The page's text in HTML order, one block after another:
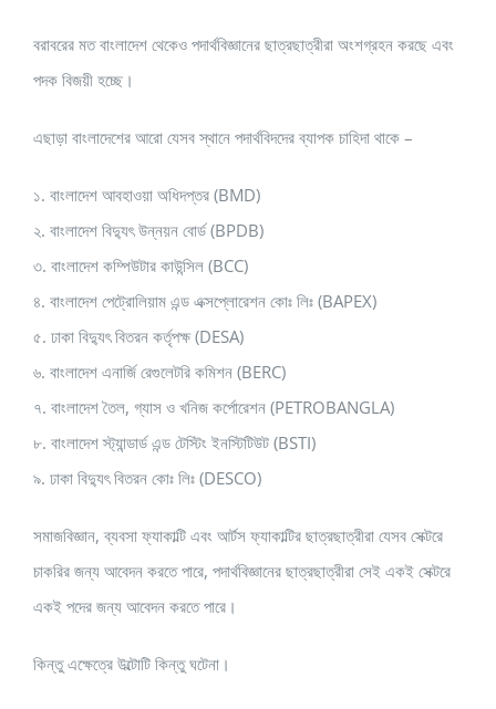
বরাবরের মত বাংলাদেশ থেকেও পদার্থবিজ্ঞানের ছাত্রছাত্রীরা অংশগ্রহন করছে এবং
পদক বিজয়ী হচ্ছে।
এছাড়া বাংলাদেশের আরো যেসব স্থানে পদার্থবিদদের ব্যাপক চাহিদা থাকে –
১. বাংলাদেশ আবহাওয়া অধিদপ্তর (BMD)
২. বাংলাদেশ বিদ্যুৎ উন্নয়ন বোর্ড (BPDB)
৩. বাংলাদেশ কম্পিউটার কাউন্সিল (BCC)
৪. বাংলাদেশ পেট্রোলিয়াম এন্ড এক্সপ্লোরেশন কোঃ লিঃ (BAPEX)
৫. ঢাকা বিদ্যুৎ বিতরন কর্তৃপক্ষ (DESA)
৬. বাংলাদেশ এনার্জি রেগুলেটরি কমিশন (BERC)
৭. বাংলাদেশ তৈল, গ্যাস ও খনিজ কর্পোরেশন (PETROBANGLA)
৮. বাংলাদেশ স্ট্যান্ডার্ড এন্ড টেস্টিং ইনস্টিটিউট (BSTI)
৯. ঢাকা বিদ্যুৎ বিতরন কোঃ লিঃ (DESCO)
সমাজবিজ্ঞান, ব্যবসা ফ্যাকাল্টি এবং আর্টস ফ্যাকাল্টির ছাত্রছাত্রীরা যেসব সেক্টরে
চাকরির জন্য আবেদন করতে পারে, পদার্থবিজ্ঞানের ছাত্রছাত্রীরা সেই একই সেক্টরে
একই পদের জন্য আবেদন করতে পারে।
কিন্তু এক্ষেত্রে উল্টোটি কিন্তু ঘটেনা।